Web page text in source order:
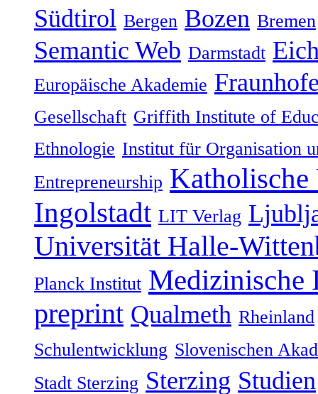
Südtirol Bergen Bozen Bremen
Semantic Web Darmstadt
Europäische Akademie
Gesellschaft Griffith Institute of
Ethnologie Institut für Organisation
Entrepreneurship
Ingolstadt LIT Verlag
Universität Halle-
Planck Institut
preprint Qualmeth Rheinland
Schulentwicklung Slovenischen
Stadt Sterzing Sterzing Studien